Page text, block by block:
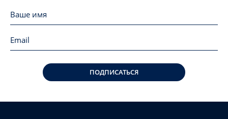
ПОДПИСАТЬСЯ